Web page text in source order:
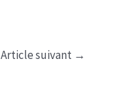
Article suivant →